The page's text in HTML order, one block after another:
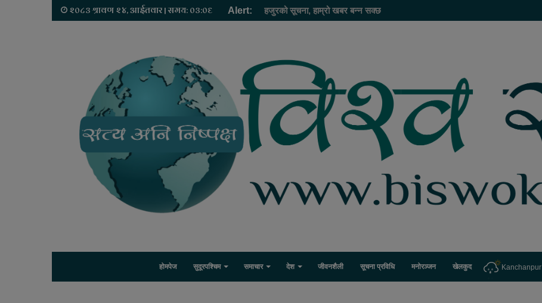
२०८३ श्रावण २४, आईतवार | समय: ०३:०६ Alert: हजुरको सूचना, हाम्रो खबर बन्न सक्छ
होमपेज सुदूरपश्चिम समाचार देश जीवनशैली सूचना प्रविधि मनोरञ्जन खेलकुद Kanchanpur